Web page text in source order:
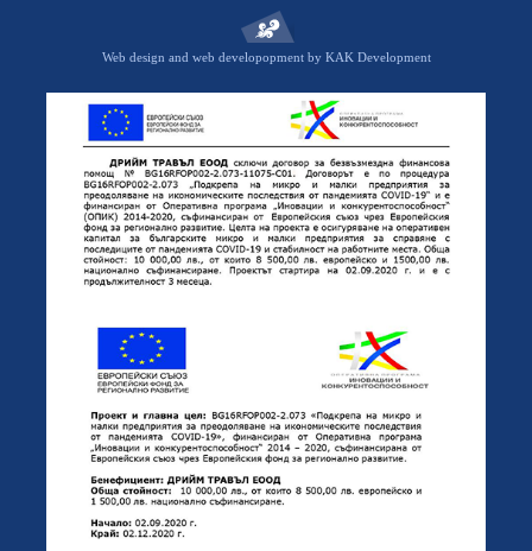
Web design and web developopment by KAK Development